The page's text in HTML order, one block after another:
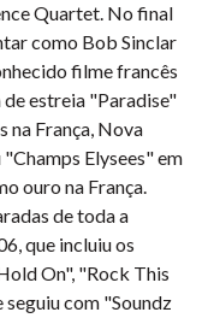
Quartet. No final
como Bob Sinclar
filme francês
estreia "Paradise"
na França, Nova
Elysees" em
ouro na França.
de toda a
que incluiu os
On", "Rock This
seguiu com "Soundz